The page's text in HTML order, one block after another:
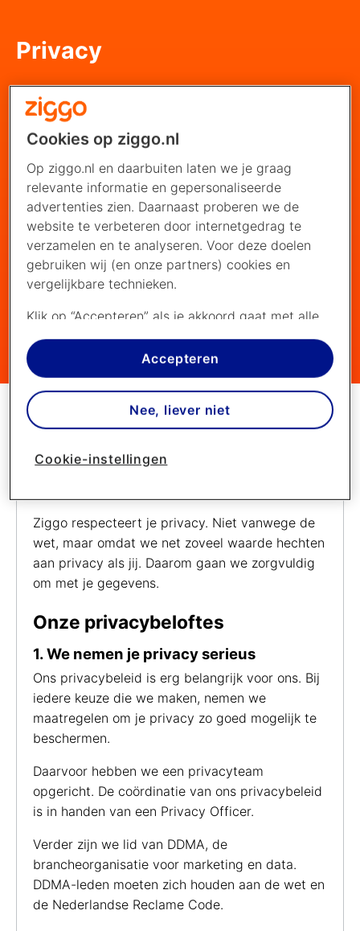
Privacy
Ziggo respecteert je privacy. Niet vanwege de
wet, maar omdat we net zoveel waarde hechten
aan privacy als jij. Daarom gaan we zorgvuldig
om met je gegevens.
Onze privacybeloftes
1. We nemen je privacy serieus
Ons privacybeleid is erg belangrijk voor ons. Bij
iedere keuze die we maken, nemen we
maatregelen om je privacy zo goed mogelijk te
beschermen.
Daarvoor hebben we een privacyteam
opgericht. De coördinatie van ons privacybeleid
is in handen van een Privacy Officer.
Verder zijn we lid van DDMA, de
brancheorganisatie voor marketing en data.
DDMA-leden moeten zich houden aan de wet en
de Nederlandse Reclame Code.
Cookies op ziggo.nl
Op ziggo.nl en daarbuiten laten we je graag
relevante informatie en gepersonaliseerde
advertenties zien. Daarnaast proberen we de
website te verbeteren door internetgedrag te
verzamelen en te analyseren. Voor deze doelen
gebruiken wij (en onze partners) cookies en
vergelijkbare technieken.
Klik op “Accepteren” als je akkoord gaat met alle
cookies. Kies je voor “Nee, liever niet”, dan
plaatsen we alleen strikt noodzakelijke cookies om
de website goed te laten werken. Dat betekent
dat we geen vormen van personalisatie
toepassen.
cookies worden geplaatst. Je kan je keuze altijd
privacy beleidlees je meer over hoe we omgaan
met jouw privacy.
Accepteren
Nee, liever niet
Cookie-instellingen